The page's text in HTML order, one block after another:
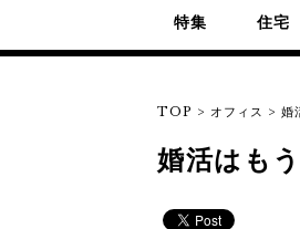
特集 住宅
TOP > オフィス > 婚
婚活はも